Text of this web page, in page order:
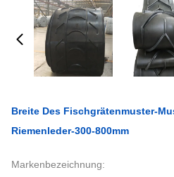
Breite Des Fischgrätenmuster-
Riemenleder-300-800mm
Markenbezeichnung: